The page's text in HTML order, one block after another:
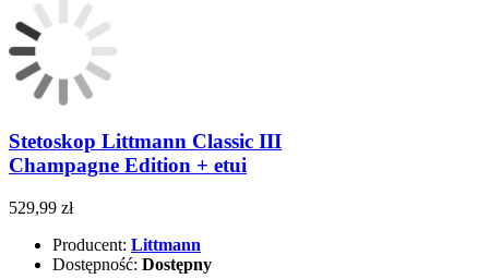
Stetoskop Littmann Classic III
Champagne Edition + etui
529,99 zł
Producent: Littmann
Dostępność: Dostępny